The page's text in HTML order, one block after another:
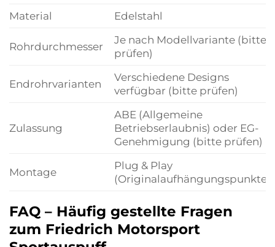
Material
Edelstahl
Rohrdurchmesser
Je nach Modellvariante (bitte
prüfen)
Endrohrvarianten
Verschiedene Designs
verfügbar (bitte prüfen)
Zulassung
ABE (Allgemeine
Betriebserlaubnis) oder EG-
Genehmigung (bitte prüfen)
Montage
Plug & Play
(Originalaufhängungspunkte)
FAQ – Häufig gestellte Fragen
zum Friedrich Motorsport